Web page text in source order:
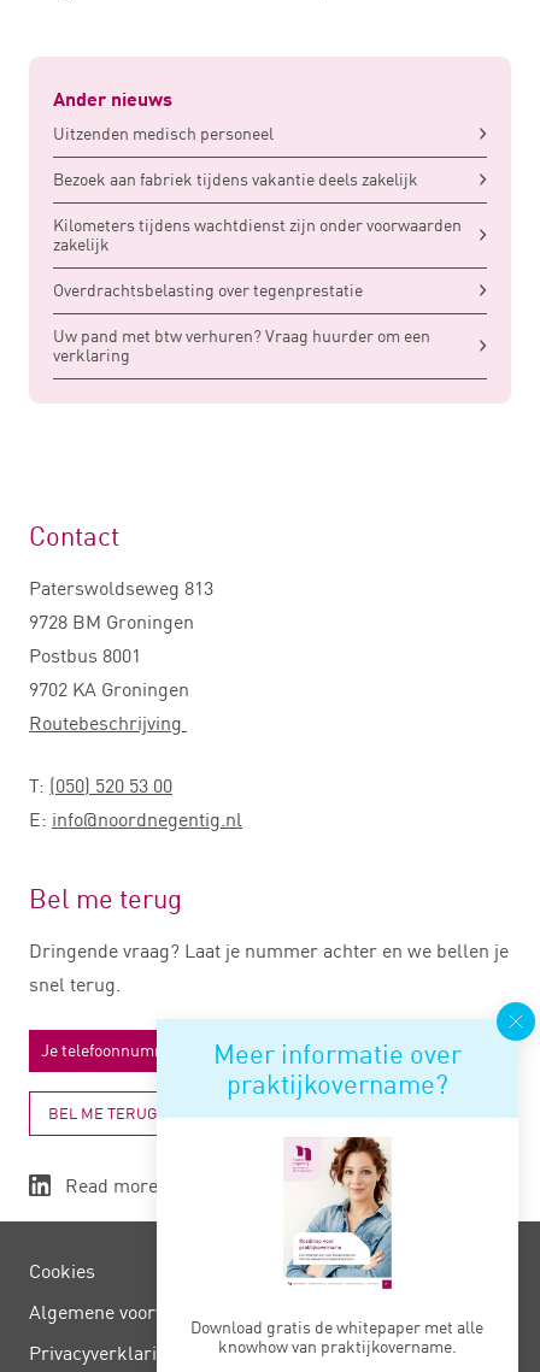
Ander nieuws
Uitzenden medisch personeel
Bezoek aan fabriek tijdens vakantie deels zakelijk
Kilometers tijdens wachtdienst zijn onder voorwaarden
zakelijk
Overdrachtsbelasting over tegenprestatie
Uw pand met btw verhuren? Vraag huurder om een
verklaring
Meer informatie over
praktijkovername?
Download gratis de whitepaper met alle
knowhow van praktijkovername.
Contact
Paterswoldseweg 813
9728 BM Groningen
Postbus 8001
9702 KA Groningen
Routebeschrijving
T: (050) 520 53 00
E: info@noordnegentig.nl
Bel me terug
Dringende vraag? Laat je nummer achter en we bellen je
snel terug.
BEL ME TERUG
Read more
Cookies
Algemene voorwaarden
Privacy­verklaring